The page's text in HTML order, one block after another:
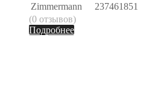
Zimmermann
237461851
(0 отзывов)
Подробнее